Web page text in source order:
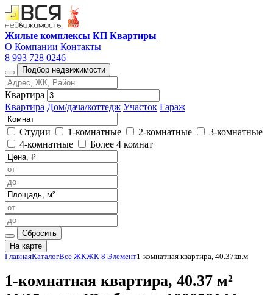
Жилые комплексы КП Квартиры
О Компании Контакты
8 993 728 0246
Подбор недвижимости
Квартира
Квартира Дом/дача/коттедж Участок Гараж
Студии 1-комнатные 2-комнатные
3-комнатные
4-комнатные
Более 4 комнат
Сбросить
На карте